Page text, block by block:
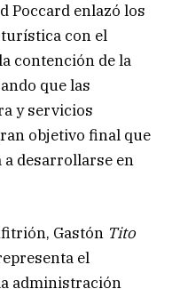
Poccard enlazó los
con el
contención de la
que las
y servicios
objetivo final que
a desarrollarse en
Gastón Tito
el
administración